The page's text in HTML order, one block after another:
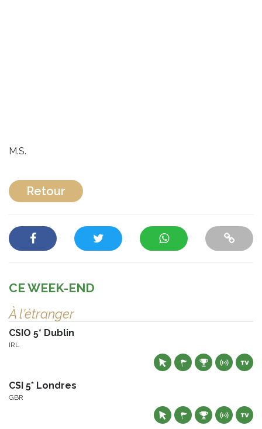
M.S.
Retour
CE WEEK-END
À l'étranger
CSIO 5* Dublin
IRL
CSI 5* Londres
GBR